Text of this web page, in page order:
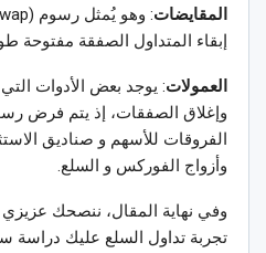
المقايضات
إبقاء المتداول الصفقة مفتوحة
العمولات: يوجد بعض الأدوات
وإغلاق الصفقات، إذ يتم فرض
الفروقات للأسهم و صناديق
وأزواج الفوركس و السلع.
وفي نهاية المقال، ننصحك
تجربة تداول السلع عليك دراسة